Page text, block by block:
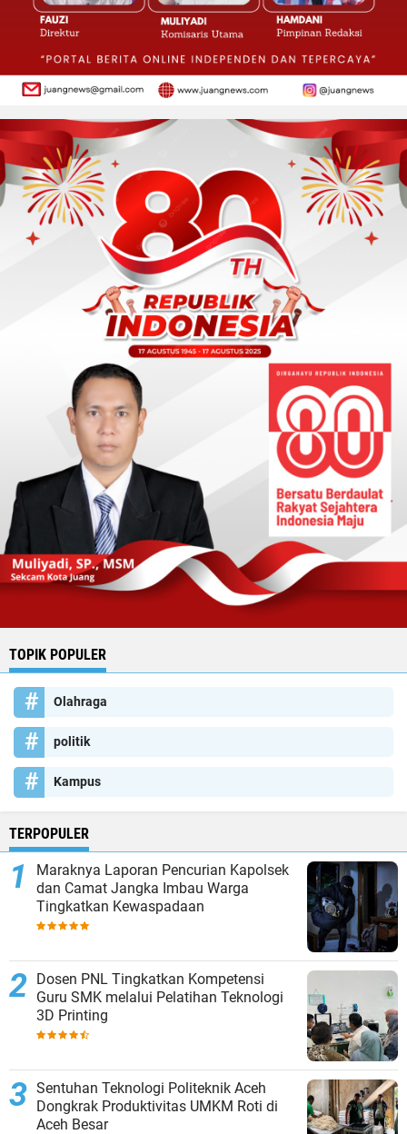
TOPIK POPULER
Olahraga
politik
Kampus
TERPOPULER
Maraknya Laporan Pencurian Kapolsek
dan Camat Jangka Imbau Warga
Tingkatkan Kewaspadaan
Dosen PNL Tingkatkan Kompetensi
Guru SMK melalui Pelatihan Teknologi
3D Printing
Sentuhan Teknologi Politeknik Aceh
Dongkrak Produktivitas UMKM Roti di
Aceh Besar